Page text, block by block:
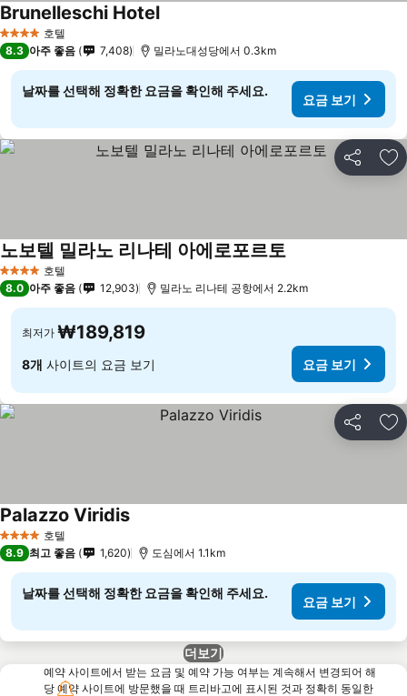
4 성급 호텔
Brunelleschi Hotel
8.3 아주 좋음 7,408 밀라노대성당에서 0.3km
날짜를 선택해 정확한 요금을 확인해 주세요.
요금 보기
공유 즐
4 성급 호텔
노보텔 밀라노 리나테 아에로포르토
8.0 아주 좋음 12,903 밀라노 리나테 공항에서 2.2km
최저가 ₩189,819
8개 사이트의 요금 보기 요금 보기
공유 즐
4 성급 호텔
Palazzo Viridis
8.9 최고 좋음 1,620 도심에서 1.1km
날짜를 선택해 정확한 요금을 확인해 주세요.
요금 보기
더보기
예약 사이트에서 받는 요금 및 예약 가능 여부는 계속해서 변경되어 해
당 예약 사이트에 방문했을 때 트리바고에 표시된 것과 정확히 동일한